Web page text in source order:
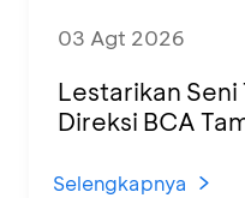
03 Agt 2026
Lestarikan
Direksi BCA
Selengkapnya